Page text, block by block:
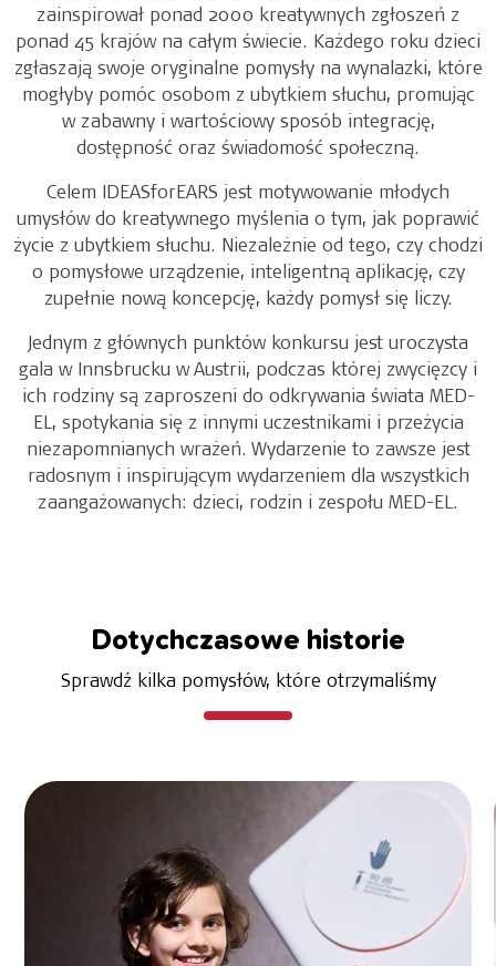
zainspirował ponad 2000 kreatywnych zgłoszeń z
ponad 45 krajów na całym świecie. Każdego roku dzieci
zgłaszają swoje oryginalne pomysły na wynalazki, które
mogłyby pomóc osobom z ubytkiem słuchu, promując
w zabawny i wartościowy sposób integrację,
dostępność oraz świadomość społeczną.
Celem IDEASforEARS jest motywowanie młodych
umysłów do kreatywnego myślenia o tym, jak poprawić
życie z ubytkiem słuchu. Niezależnie od tego, czy chodzi
o pomysłowe urządzenie, inteligentną aplikację, czy
zupełnie nową koncepcję, każdy pomysł się liczy.
Jednym z głównych punktów konkursu jest uroczysta
gala w Innsbrucku w Austrii, podczas której zwycięzcy i
ich rodziny są zaproszeni do odkrywania świata MED-
EL, spotykania się z innymi uczestnikami i przeżycia
niezapomnianych wrażeń. Wydarzenie to zawsze jest
radosnym i inspirującym wydarzeniem dla wszystkich
zaangażowanych: dzieci, rodzin i zespołu MED-EL.
Dotychczasowe historie
Sprawdź kilka pomysłów, które otrzymaliśmy